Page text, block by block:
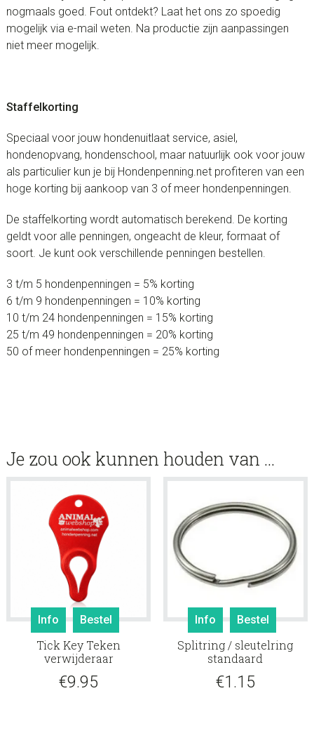
nogmaals goed. Fout ontdekt? Laat het ons zo spoedig
mogelijk via e-mail weten. Na productie zijn aanpassingen
niet meer mogelijk.
Staffelkorting
Speciaal voor jouw hondenuitlaat service, asiel,
hondenopvang, hondenschool, maar natuurlijk ook voor jouw
als particulier kun je bij Hondenpenning.net profiteren van een
hoge korting bij aankoop van 3 of meer hondenpenningen.
De staffelkorting wordt automatisch berekend. De korting
geldt voor alle penningen, ongeacht de kleur, formaat of
soort. Je kunt ook verschillende penningen bestellen.
3 t/m 5 hondenpenningen = 5% korting
6 t/m 9 hondenpenningen = 10% korting
10 t/m 24 hondenpenningen = 15% korting
25 t/m 49 hondenpenningen = 20% korting
50 of meer hondenpenningen = 25% korting
Je zou ook kunnen houden van …
Info Bestel
Tick Key Teken
verwijderaar
€9.95
Info Bestel
Splitring / sleutelring
standaard
€1.15